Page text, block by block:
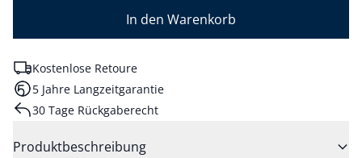
In den Warenkorb
Kostenlose Retoure
5 Jahre Langzeitgarantie
30 Tage Rückgaberecht
Produktbeschreibung